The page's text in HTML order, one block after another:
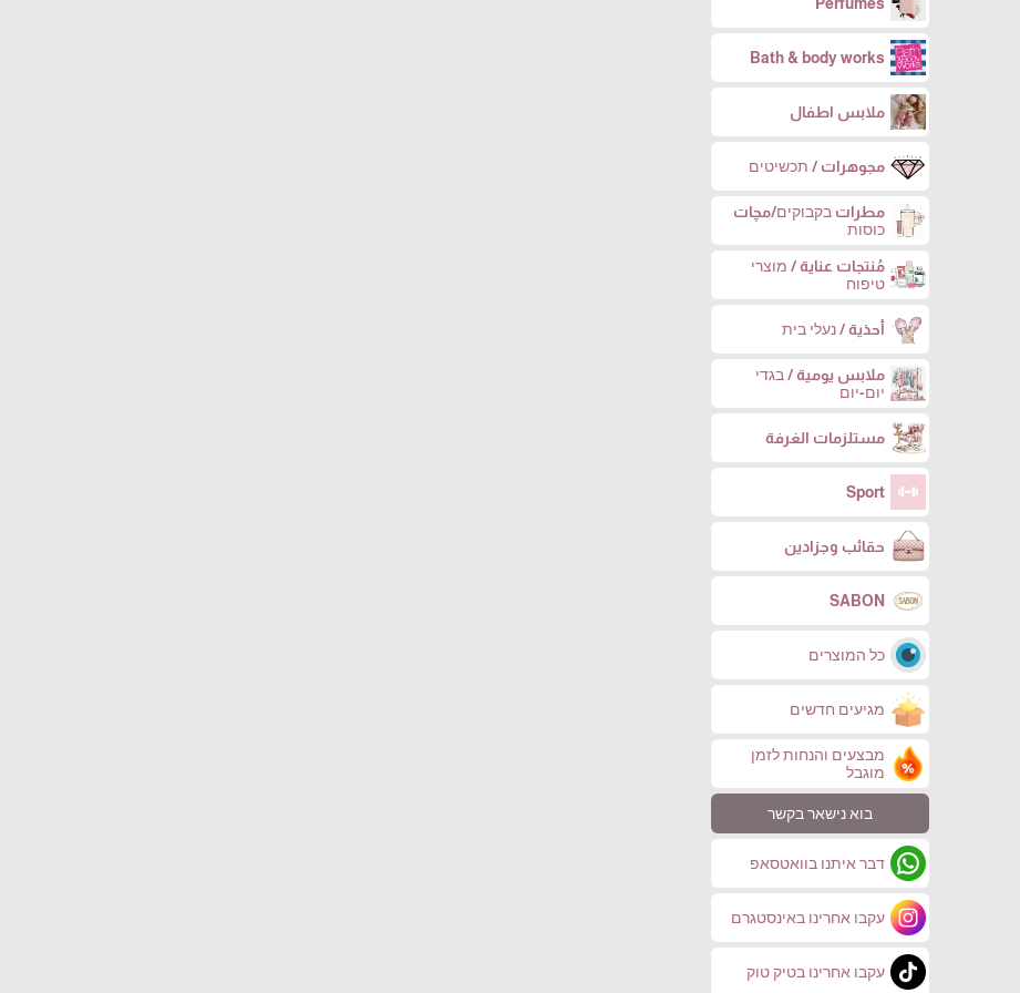
Bath & body works
ملابس اطفال
مجوهرات / תכשיטים
مطرات בקבוקים/مچات
כוסות
مُنتجات عناية / מוצרי
טיפוח
أحذية / נעלי בית
ملابس يومية / בגדי
יום-יום
مستلزمات الغرفة
Sport
حقائب وجزادين
SABON
כל המוצרים
מגיעים חדשים
מבצעים והנחות לזמן
מוגבל
בוא נישאר בקשר
דבר איתנו בוואטסאפ
עקבו אחרינו באינסטגרם
עקבו אחרינו בטיק טוק